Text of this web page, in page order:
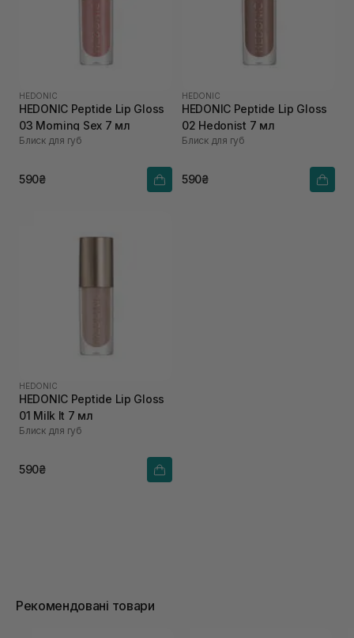
HEDONIC
HEDONIC Peptide Lip Gloss
03 Morning Sex 7 мл
Блиск для губ
590₴
HEDONIC
HEDONIC Peptide Lip Gloss
02 Hedonist 7 мл
Блиск для губ
590₴
HEDONIC
HEDONIC Peptide Lip Gloss
01 Milk It 7 мл
Блиск для губ
590₴
Рекомендовані товари